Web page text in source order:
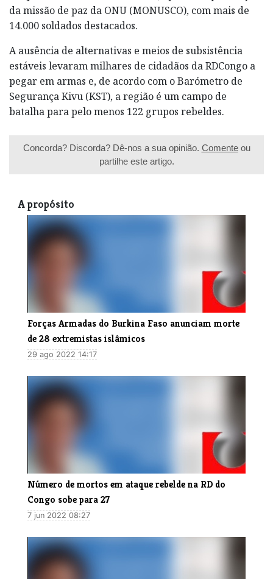
da missão de paz da ONU (MONUSCO), com mais de
14.000 soldados destacados.
A ausência de alternativas e meios de subsistência
estáveis levaram milhares de cidadãos da RDCongo a
pegar em armas e, de acordo com o Barómetro de
Segurança Kivu (KST), a região é um campo de
batalha para pelo menos 122 grupos rebeldes.
Concorda? Discorda? Dê-nos a sua opinião. Comenteou
partilhe este artigo.
A propósito
Forças Armadas do Burkina Faso anunciam morte
de 28 extremistas islâmicos
29 ago 2022 14:17
Número de mortos em ataque rebelde na RD do
Congo sobe para 27
7 jun 2022 08:27